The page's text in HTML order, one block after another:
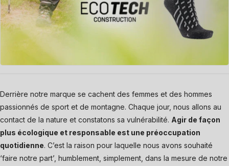
Derrière notre marque se cachent des femmes et des hommes
passionnés de sport et de montagne. Chaque jour, nous allons au
contact de la nature et constatons sa vulnérabilité. Agir de façon
plus écologique et responsable est une préoccupation
quotidienne. C’est la raison pour laquelle nous avons souhaité
‘faire notre part’, humblement, simplement, dans la mesure de notre